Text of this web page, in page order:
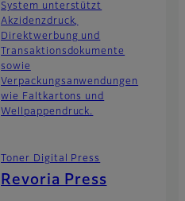
System unterstützt
Akzidenzdruck,
Direktwerbung und
Transaktionsdokumente
sowie
Verpackungsanwendungen
wie Faltkartons und
Wellpappendruck.
Toner Digital Press
Revoria Press